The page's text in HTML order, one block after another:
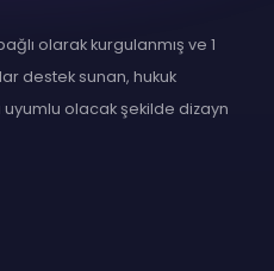
olarak kurgulanmış ve 1
destek sunan, hukuk
uyumlu olacak şekilde dizayn